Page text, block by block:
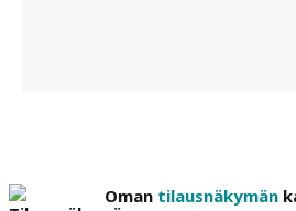
Oman tilausnäkymän